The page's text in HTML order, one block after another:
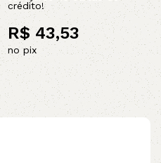
crédito!
R$43,53
no pix
ao carrinho